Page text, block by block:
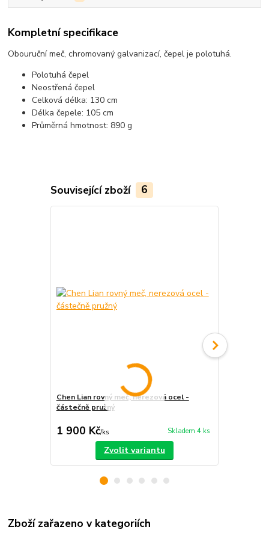
Kompletní specifikace
Obouruční meč, chromovaný galvanizací, čepel je polotuhá.
Polotuhá čepel
Neostřená čepel
Celková délka: 130 cm
Délka čepele: 105 cm
Průměrná hmotnost: 890 g
Související zboží 6
Chen Lian rovný meč, nerezová ocel -
částečně pružný
1 900 Kč/ks Skladem 4 ks
Zvolit variantu
Zboží zařazeno v kategoriích